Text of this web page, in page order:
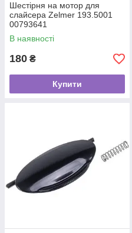
Шестірня на мотор для
слайсера Zelmer 193.5001
00793641
В наявності
180 ₴
Купити